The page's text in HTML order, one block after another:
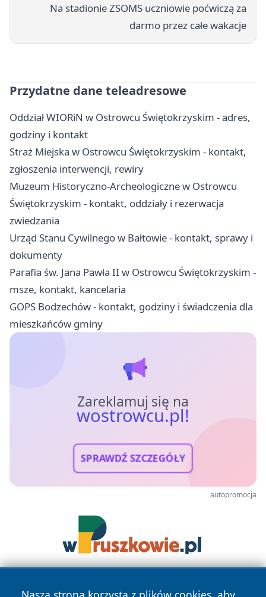
Na stadionie ZSOMS uczniowie poćwiczą za
darmo przez całe wakacje
Przydatne dane teleadresowe
Oddział WIORiN w Ostrowcu Świętokrzyskim - adres,
godziny i kontakt
Straż Miejska w Ostrowcu Świętokrzyskim - kontakt,
zgłoszenia interwencji, rewiry
Muzeum Historyczno-Archeologiczne w Ostrowcu
Świętokrzyskim - kontakt, oddziały i rezerwacja
zwiedzania
Urząd Stanu Cywilnego w Bałtowie - kontakt, sprawy i
dokumenty
Parafia św. Jana Pawła II w Ostrowcu Świętokrzyskim -
msze, kontakt, kancelaria
GOPS Bodzechów - kontakt, godziny i świadczenia dla
mieszkańców gminy
Zareklamuj się na
wostrowcu.pl!
SPRAWDŹ SZCZEGÓŁY
autopromocja